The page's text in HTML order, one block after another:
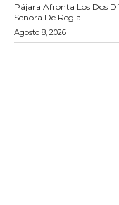
Pájara Afronta Los Dos
Señora De Regla...
Agosto 8, 2026